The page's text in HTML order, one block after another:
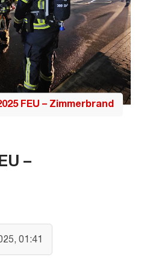
FEU – Zimmerbrand
–
01:41